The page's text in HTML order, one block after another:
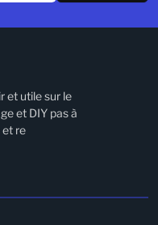
et utile sur le
et DIY pas à
et re